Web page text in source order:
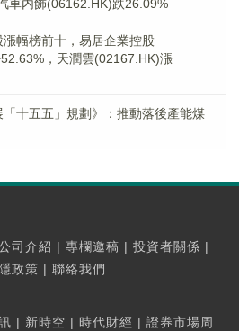
車内飾(06162.HK)跌26.09%
漲幅榜前十，易居企業控股
，天潤雲(02167.HK)漲
「十五五」規劃》：推動落後產能煤
司介紹 | 專欄邀稿 | 投資者關係 |
政策 | 聯絡我們
| 新時空 | 時代財經 | 證券市場周